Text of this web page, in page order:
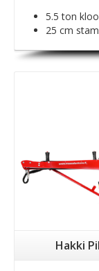
5.5 ton
25 cm
Hakki